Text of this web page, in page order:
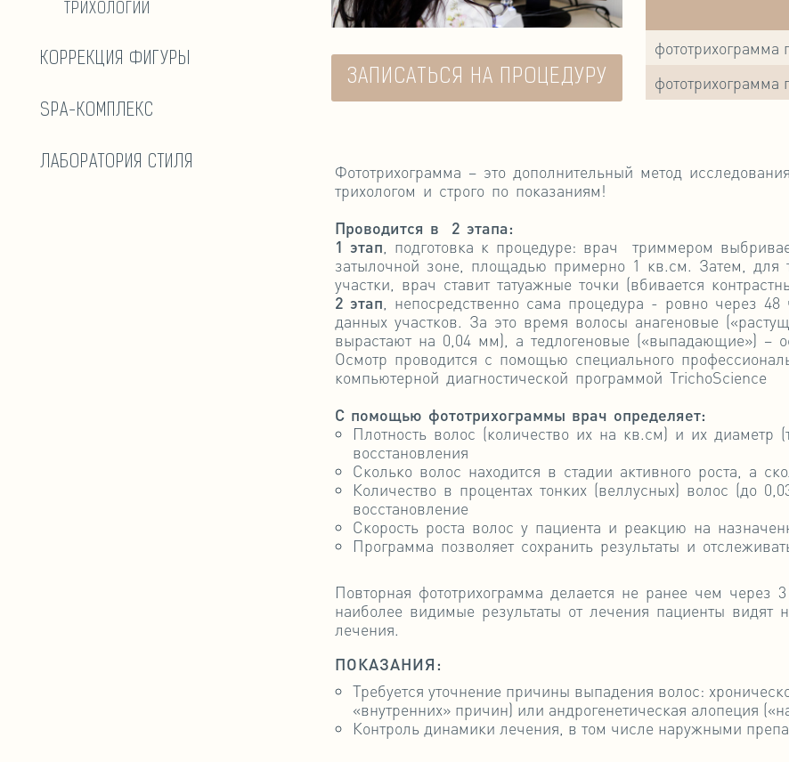
ТРИХОЛОГИИ
КОРРЕКЦИЯ ФИГУРЫ
SPA-КОМПЛЕКС
ЛАБОРАТОРИЯ СТИЛЯ
ЗАПИСАТЬСЯ НА ПРОЦЕДУРУ
фототрихограмма
фототрихограмма
Фототрихограмма – это дополнительный метод
трихологом и строго по показаниям!
Проводится в
2 этапа:
1 этап , подготовка к процедуре: врач триммером
затылочной зоне, площадью примерно 1 кв.см. Затем, для
участки, врач ставит татуажные точки (вбивается
2 этап , непосредственно сама процедура - ровно через
данных участков. За это время волосы анагеновые
вырастают на 0,04 мм), а тедлогеновые («выпадающие») –
Осмотр проводится с помощью специального
компьютерной диагностической программой TrichoScience
С помощью фототрихограммы врач определяет:
Плотность волос (количество их на кв.см) и их диаметр
восстановления
Сколько волос находится в стадии активного роста, а
Количество в процентах тонких (веллусных) волос (до
восстановление
Скорость роста волос у пациента и реакцию на
Программа позволяет сохранить результаты и
Повторная фототрихограмма делается не ранее чем через
наиболее видимые результаты от лечения пациенты
лечения.
ПОКАЗАНИЯ:
Требуется уточнение причины выпадения волос:
«внутренних» причин) или андрогенетическая алопеция
Контроль динамики лечения, в том числе наружными